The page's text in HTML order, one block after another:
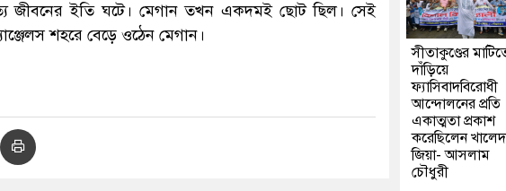
জীবনের ইতি ঘটে। মেগান তখন একদমই ছোট ছিল। সেই
শহরে বেড়ে ওঠেন মেগান।
সীতাকুণ্ডের
দাঁড়িয়ে
ফ্যাসিবাদবিরোধী
আন্দোলনের প্রতি
একাত্মতা প্রকাশ
করেছিলেন
জিয়া- আসলাম
চৌধুরী